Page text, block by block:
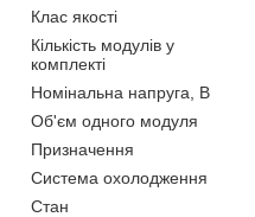
Клас якості
Кількість модулів у
комплекті
Номінальна напруга, В
Об'єм одного модуля
Призначення
Система охолодження
Стан